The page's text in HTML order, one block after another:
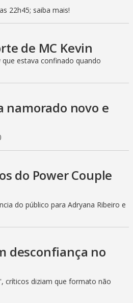
22h45; saiba mais!
de MC Kevin
estava confinado quando
namorado novo e
do Power Couple
do público para Adryana Ribeiro e
desconfiança no
críticos diziam que formato não